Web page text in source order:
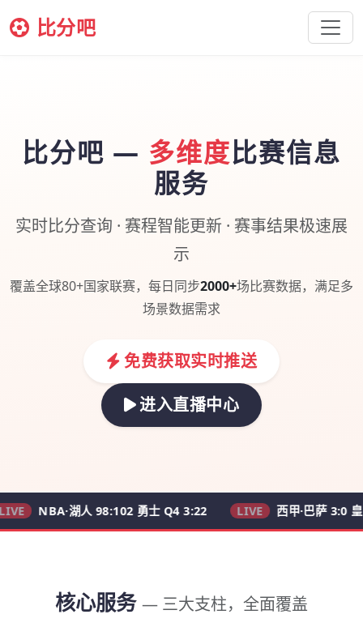
比分吧
比分吧 — 多维度比赛信息
服务
实时比分查询 · 赛程智能更新 · 赛事结果极速展
示
覆盖全球80+国家联赛，每日同步2000+场比赛数据，满足多
场景数据需求
免费获取实时推送
进入直播中心
湖人 98:102 勇士 Q4 3:22 LIVE 西甲·巴萨 3:0 皇马 62'
核心服务 — 三大支柱，全面覆盖